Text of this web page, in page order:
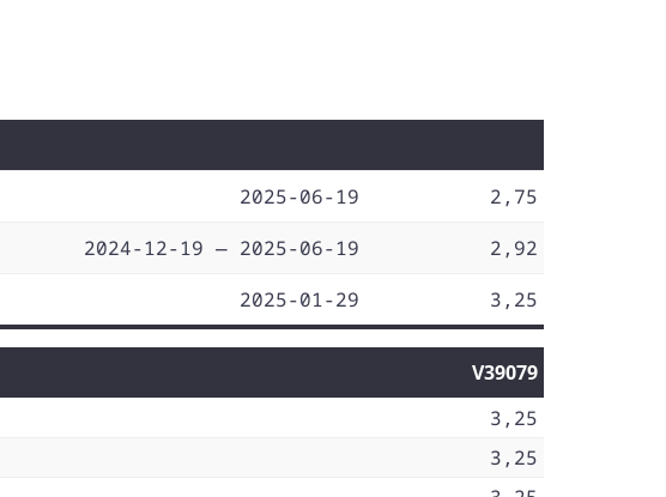
2025-06-19
2,75
2024-12-19 — 2025-06-19
2,92
2025-01-29 3,25
V39079
3,25
3,25